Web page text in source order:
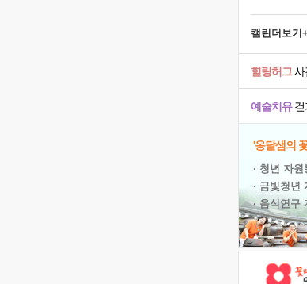
캘린더보기+
예술치유걷
힐링허그사
'옹달샘의
· 청년 자원
· 금빛청년
· 음식연구